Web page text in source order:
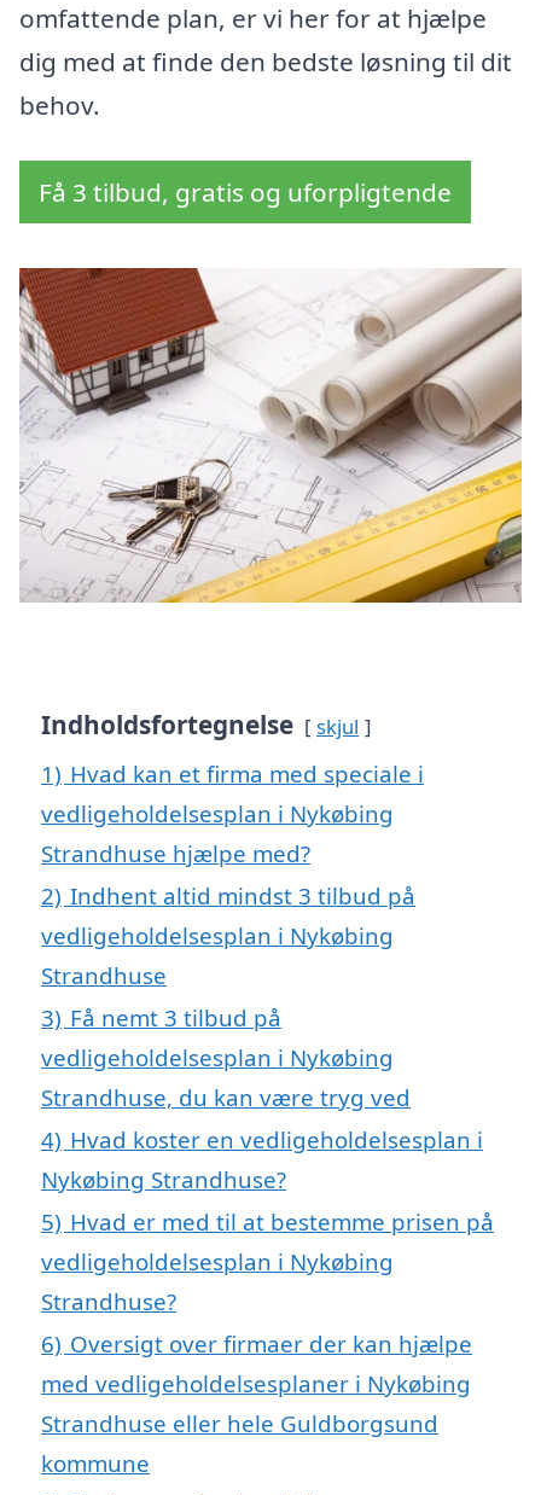
omfattende plan, er vi her for at hjælpe
dig med at finde den bedste løsning til dit
behov.
Få 3 tilbud, gratis og uforpligtende
Indholdsfortegnelse skjul
1) Hvad kan et firma med speciale i
vedligeholdelsesplan i Nykøbing
Strandhuse hjælpe med?
2) Indhent altid mindst 3 tilbud på
vedligeholdelsesplan i Nykøbing
Strandhuse
3) Få nemt 3 tilbud på
vedligeholdelsesplan i Nykøbing
Strandhuse, du kan være tryg ved
4) Hvad koster en vedligeholdelsesplan i
Nykøbing Strandhuse?
5) Hvad er med til at bestemme prisen på
vedligeholdelsesplan i Nykøbing
Strandhuse?
6) Oversigt over firmaer der kan hjælpe
med vedligeholdelsesplaner i Nykøbing
Strandhuse eller hele Guldborgsund
kommune